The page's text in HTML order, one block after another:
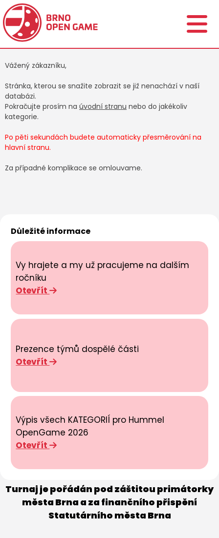
Vážený zákazníku,
Stránka, kterou se snažite zobrazit se již nenachází v naší
databázi.
Pokračujte prosím na úvodní stranu nebo do jakékoliv
kategorie.
Po pěti sekundách budete automaticky přesměrování na
hlavní stranu.
Za případné komplikace se omlouvame.
Důležité informace
Vy hrajete a my už pracujeme na dalším
ročníku
Otevřít
Prezence týmů dospělé části
Otevřít
Výpis všech KATEGORIÍ pro Hummel
OpenGame 2026
Otevřít
Turnaj je pořádán pod záštitou primátorky
města Brna a za finančního přispění
Statutárního města Brna